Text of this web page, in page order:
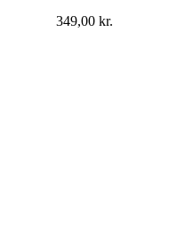
349,00 kr.